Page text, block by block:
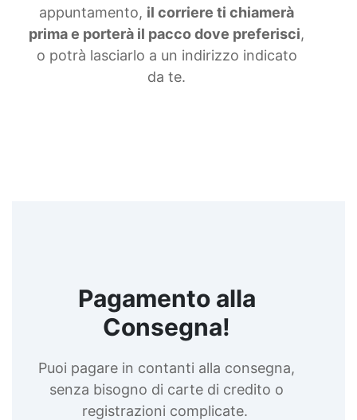
appuntamento, il corriere ti chiamerà
prima e porterà il pacco dove preferisci,
o potrà lasciarlo a un indirizzo indicato
da te.
Pagamento alla
Consegna!
Puoi pagare in contanti alla consegna,
senza bisogno di carte di credito o
registrazioni complicate.